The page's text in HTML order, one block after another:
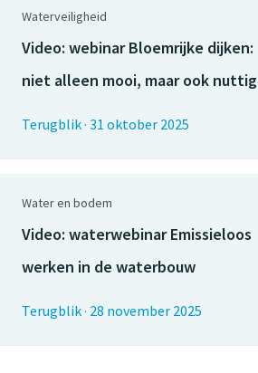
Waterveiligheid
Video: webinar Bloemrijke dijken:
niet alleen mooi, maar ook nuttig
Terugblik· 31 oktober 2025
Water en bodem
Video: waterwebinar Emissieloos
werken in de waterbouw
Terugblik· 28 november 2025